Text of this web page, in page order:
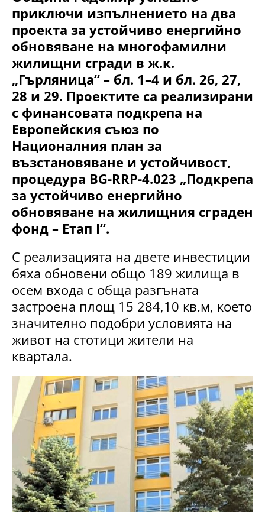
приключи изпълнението на два
проекта за устойчиво енергийно
обновяване на многофамилни
жилищни сгради в ж.к.
„Гърляница“ – бл. 1–4 и бл. 26, 27,
28 и 29. Проектите са реализирани
с финансовата подкрепа на
Европейския съюз по
Националния план за
възстановяване и устойчивост,
процедура BG-RRP-4.023 „Подкрепа
за устойчиво енергийно
обновяване на жилищния сграден
фонд – Етап I“.
С реализацията на двете инвестиции
бяха обновени общо 189 жилища в
осем входа с обща разгъната
застроена площ 15 284,10 кв.м, което
значително подобри условията на
живот на стотици жители на
квартала.